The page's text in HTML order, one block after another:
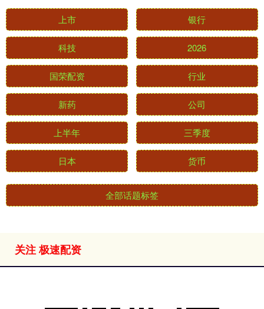
上市 银行
科技 2026
国荣配资 行业
新药 公司
上半年 三季度
日本 货币
全部话题标签
关注 极速配资